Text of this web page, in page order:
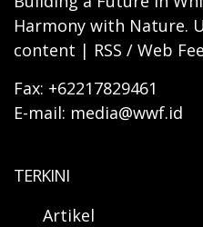
Harmony with Nature.
content | RSS / Web
Fax: +62217829461
E-mail: media@wwf.id
TERKINI
Artikel